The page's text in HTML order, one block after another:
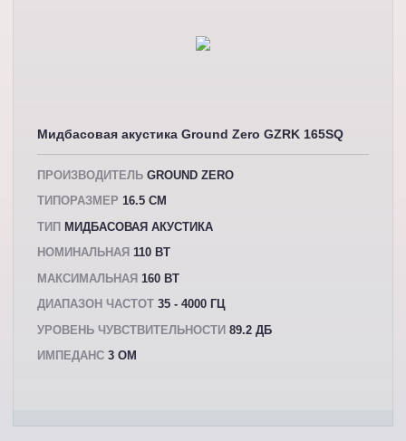
Мидбасовая акустика Ground Zero GZRK 165SQ
ПРОИЗВОДИТЕЛЬ GROUND ZERO
ТИПОРАЗМЕР 16.5 СМ
ТИП МИДБАСОВАЯ АКУСТИКА
НОМИНАЛЬНАЯ 110 ВТ
МАКСИМАЛЬНАЯ 160 ВТ
ДИАПАЗОН ЧАСТОТ 35 - 4000 ГЦ
УРОВЕНЬ ЧУВСТВИТЕЛЬНОСТИ 89.2 ДБ
ИМПЕДАНС 3 ОМ